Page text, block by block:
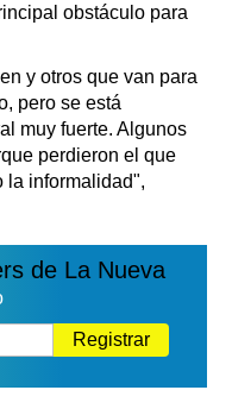
obstáculo para
y otros que van para
pero se está
muy fuerte. Algunos
perdieron el que
la informalidad",
de La Nueva
Registrar